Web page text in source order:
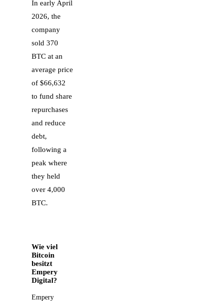
In early April
2026, the
company
sold 370
BTC at an
average price
of $66,632
to fund share
repurchases
and reduce
debt,
following a
peak where
they held
over 4,000
BTC.
Wie viel
Bitcoin
besitzt
Empery
Digital?
Empery